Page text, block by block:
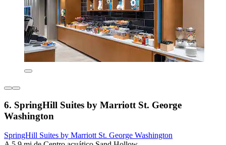
6. SpringHill Suites by Marriott St. George
Washington
SpringHill Suites by Marriott St. George Washington